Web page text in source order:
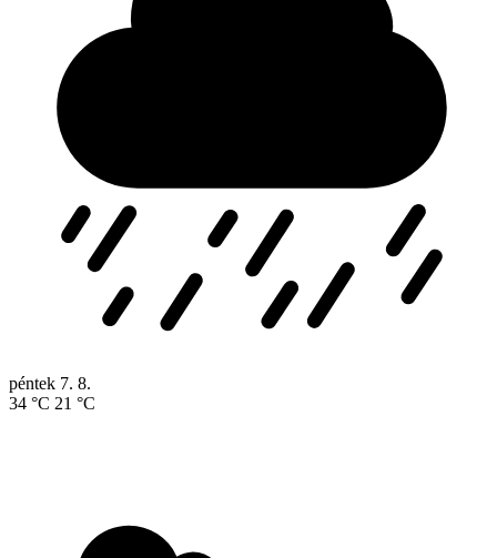
péntek 7. 8.
34 °C 21 °C